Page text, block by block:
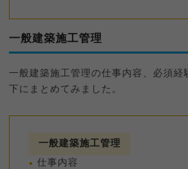
一般建築施工管理
一般建築施工管理の仕事内容、必須経
下にまとめてみました。
一般建築施工管理
仕事内容